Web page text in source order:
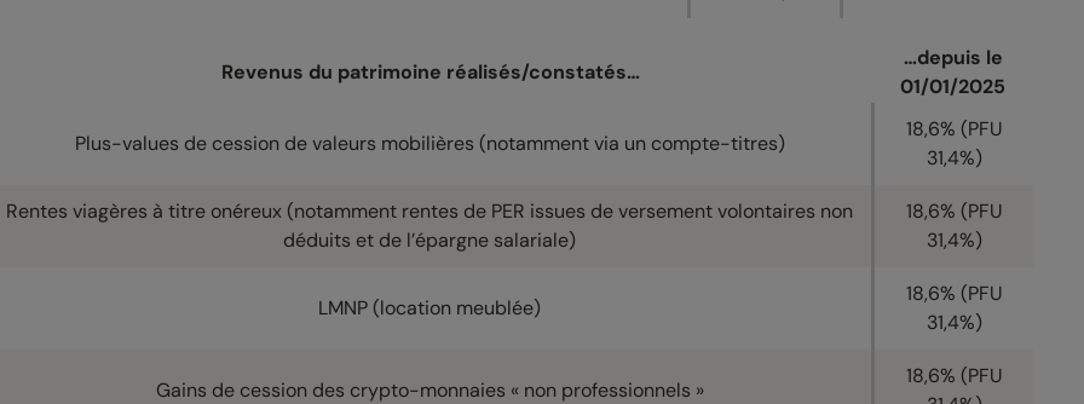
Revenus du patrimoine réalisés/constatés…
…depuis le
01/01/2025
Plus-values de cession de valeurs mobilières (notamment via un compte-titres)
18,6% (PFU
31,4%)
Rentes viagères à titre onéreux (notamment rentes de PER issues de versement volontaires non
déduits et de l’épargne salariale)
18,6% (PFU
31,4%)
LMNP (location meublée)
18,6% (PFU
31,4%)
Gains de cession des crypto-monnaies « non professionnels »
18,6% (PFU